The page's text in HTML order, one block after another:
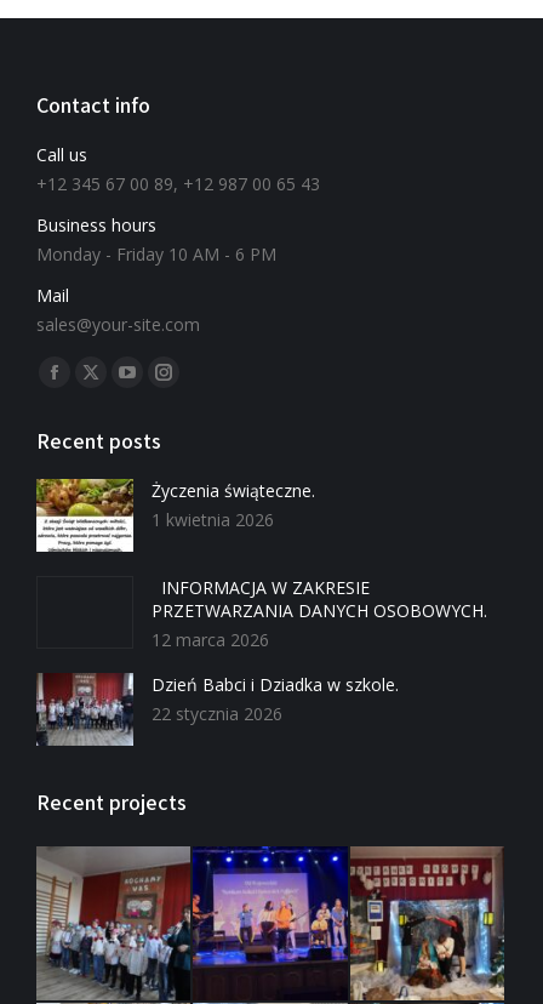
Contact info
Call us
+12 345 67 00 89, +12 987 00 65 43
Business hours
Monday - Friday 10 AM - 6 PM
Mail
sales@your-site.com
Znajdź nas na:
Recent posts
Życzenia świąteczne.
1 kwietnia 2026
INFORMACJA W ZAKRESIE
PRZETWARZANIA DANYCH OSOBOWYCH.
12 marca 2026
Dzień Babci i Dziadka w szkole.
22 stycznia 2026
Recent projects